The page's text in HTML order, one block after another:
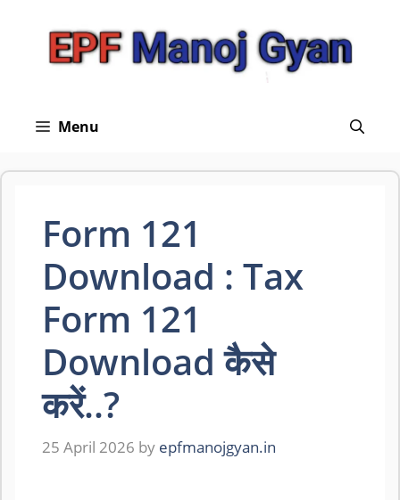
Menu
Form 121
Download : Tax
Form 121
Download कैसे
करें..?
25 April 2026 by epfmanojgyan.in